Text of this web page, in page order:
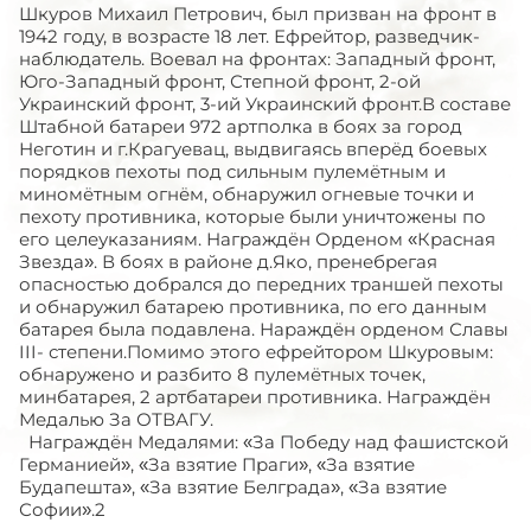
Шкуров Михаил Петрович, был призван на фронт в
1942 году, в возрасте 18 лет. Ефрейтор, разведчик-
наблюдатель. Воевал на фронтах: Западный фронт,
Юго-Западный фронт, Степной фронт, 2-ой
Украинский фронт, 3-ий Украинский фронт.В составе
Штабной батареи 972 артполка в боях за город
Неготин и г.Крагуевац, выдвигаясь вперёд боевых
порядков пехоты под сильным пулемётным и
миномётным огнём, обнаружил огневые точки и
пехоту противника, которые были уничтожены по
его целеуказаниям. Награждён Орденом «Красная
Звезда». В боях в районе д.Яко, пренебрегая
опасностью добрался до передних траншей пехоты
и обнаружил батарею противника, по его данным
батарея была подавлена. Нараждён орденом Славы
III- степени.Помимо этого ефрейтором Шкуровым:
обнаружено и разбито 8 пулемётных точек,
минбатарея, 2 артбатареи противника. Награждён
Медалью За ОТВАГУ.
Награждён Медалями: «За Победу над фашистской
Германией», «За взятие Праги», «За взятие
Будапешта», «За взятие Белграда», «За взятие
Софии».2